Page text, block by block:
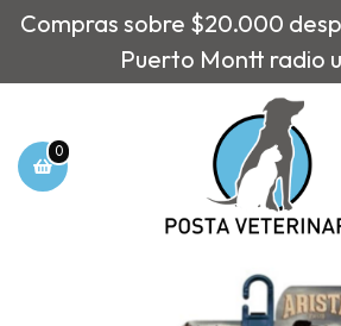
Compras sobre $20.000
Puerto Montt radio
0